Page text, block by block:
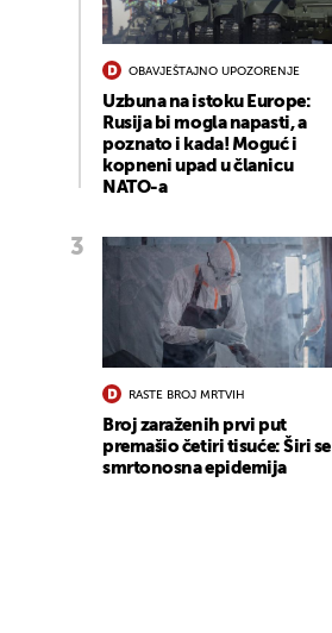
OBAVJEŠTAJNO UPOZORENJE
Uzbuna na istoku Europe:
Rusija bi mogla napasti, a
poznato i kada! Moguć i
kopneni upad u članicu
NATO-a
RASTE BROJ MRTVIH
Broj zaraženih prvi put
premašio četiri tisuće: Širi se
smrtonosna epidemija